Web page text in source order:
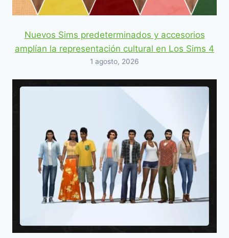
Nuevos Sims predeterminados y accesorios
amplían la representación cultural en Los Sims 4
1 agosto, 2026